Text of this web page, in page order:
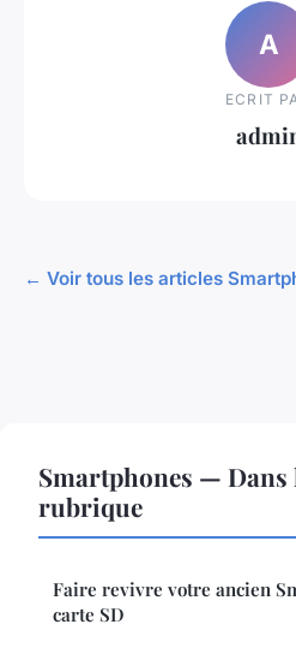
A
ECRIT
← Voir tous les articles
Smartphones — Dans
rubrique
Faire revivre votre ancien
carte SD